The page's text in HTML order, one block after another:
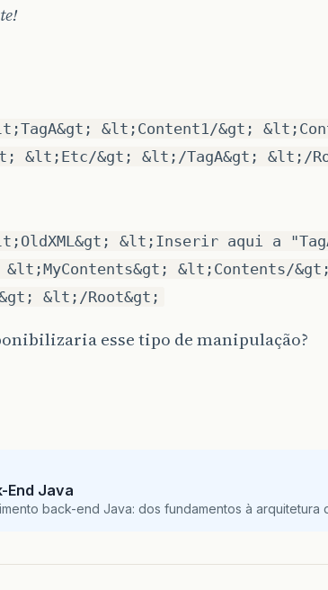
&lt;Content1/&gt;
&lt;Etc/&gt; &lt;/TagA&gt; &lt;/
&lt;Inserir aqui a
&lt;MyContents&gt; &lt;Contents/&gt;
&lt;/Root&gt;
esse tipo de manipulação?
End Java
back-end Java: dos fundamentos à arquitetura